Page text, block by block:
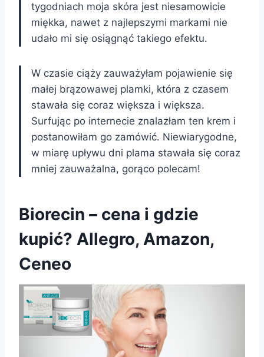
tygodniach moja skóra jest niesamowicie
miękka, nawet z najlepszymi markami nie
udało mi się osiągnąć takiego efektu.
W czasie ciąży zauważyłam pojawienie się
małej brązowawej plamki, która z czasem
stawała się coraz większa i większa.
Surfując po internecie znalazłam ten krem i
postanowiłam go zamówić. Niewiarygodne,
w miarę upływu dni plama stawała się coraz
mniej zauważalna, gorąco polecam!
Biorecin – cena i gdzie
kupić? Allegro, Amazon,
Ceneo